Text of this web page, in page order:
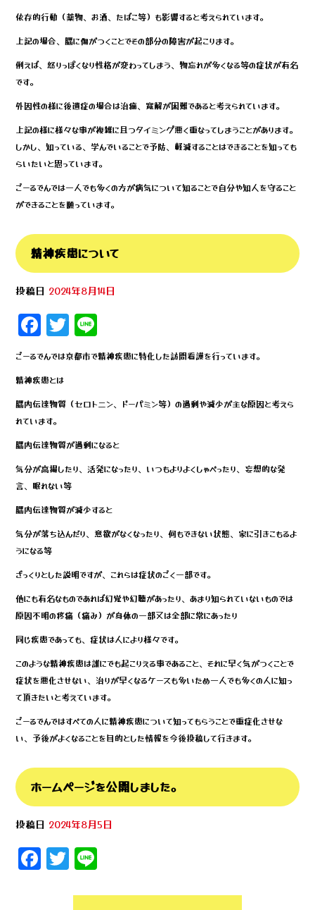
依存的行動（薬物、お酒、たばこ等）も影響すると考えられています。
上記の場合、脳に傷がつくことでその部分の障害が起こります。
例えば、怒りっぽくなり性格が変わってしまう、物忘れが多くなる等の症状が有名
です。
外因性の様に後遺症の場合は治癒、寛解が困難であると考えられています。
上記の様に様々な事が複雑に且つタイミング悪く重なってしまうことがあります。
しかし、知っている、学んでいることで予防、軽減することはできることを知っても
らいたいと思っています。
ごーるでんでは一人でも多くの方が病気について知ることで自分や知人を守ること
ができることを願っています。
精神疾患について
投稿日 2024年8月14日
F
a
c
e
b
o
o
k
T
wi
tt
e
r
n
e
ごーるでんでは京都市で精神疾患に特化した訪問看護を行っています。
精神疾患とは
脳内伝達物質（セロトニン、ドーパミン等）の過剰や減少が主な原因と考えら
れています。
脳内伝達物質が過剰になると
気分が高揚したり、活発になったり、いつもよりよくしゃべったり、妄想的な発
言、眠れない等
脳内伝達物質が減少すると
気分が落ち込んだり、意欲がなくなったり、何もできない状態、家に引きこもるよ
うになる等
ざっくりとした説明ですが、これらは症状のごく一部です。
他にも有名なものであれば幻覚や幻聴があったり、あまり知られていないものでは
原因不明の疼痛（痛み）が身体の一部又は全部に常にあったり
同じ疾患であっても、症状は人により様々です。
このような精神疾患は誰にでも起こりえる事であること、それに早く気がつくことで
症状を悪化させない、治りが早くなるケースも多いため一人でも多くの人に知っ
て頂きたいと考えています。
ごーるでんではすべての人に精神疾患について知ってもらうことで重症化させな
い、予後がよくなることを目的とした情報を今後投稿して行きます。
ホームページを公開しました。
投稿日 2024年8月5日
F
a
T
wi